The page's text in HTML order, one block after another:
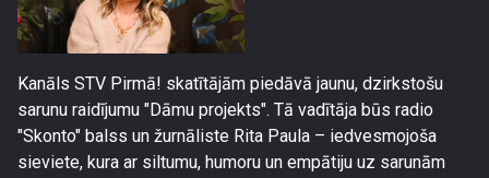
Kanāls STV Pirmā! skatītājām piedāvā jaunu, dzirkstošu
sarunu raidījumu "Dāmu projekts". Tā vadītāja būs radio
"Skonto" balss un žurnāliste Rita Paula – iedvesmojoša
sieviete, kura ar siltumu, humoru un empātiju uz sarunām